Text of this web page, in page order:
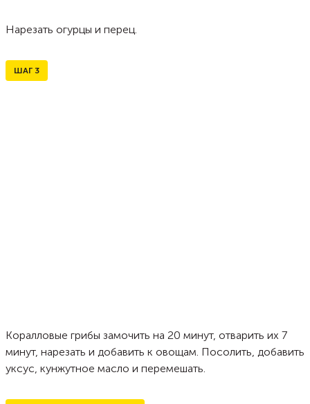
Нарезать огурцы и перец.
ШАГ 3
Коралловые грибы замочить на 20 минут, отварить их 7
минут, нарезать и добавить к овощам. Посолить, добавить
уксус, кунжутное масло и перемешать.